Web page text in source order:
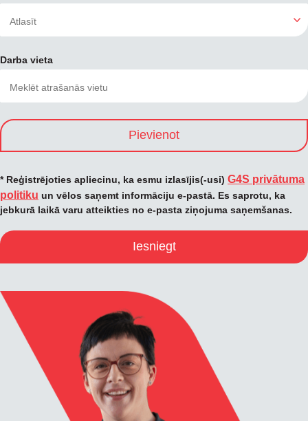
Darba vieta
Pievienot
* Reģistrējoties apliecinu, ka esmu izlasījis(-usi) G4S privātuma
politiku un vēlos saņemt informāciju e-pastā. Es saprotu, ka
jebkurā laikā varu atteikties no e-pasta ziņojuma saņemšanas.
Iesniegt